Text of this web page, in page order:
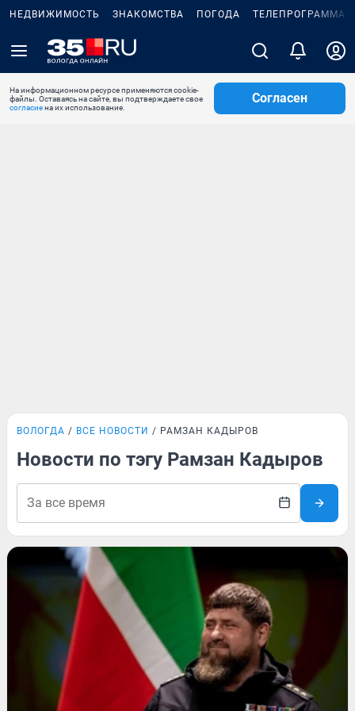
НЕДВИЖИМОСТЬ ЗНАКОМСТВА ПОГОДА ТЕЛЕПРОГРАММА
На информационном ресурсе применяются cookie-
файлы. Оставаясь на сайте, вы подтверждаете свое
согласиена их использование.
Согласен
ВОЛОГДА ВСЕ НОВОСТИ РАМЗАН КАДЫРОВ
Новости по тэгу Рамзан Кадыров